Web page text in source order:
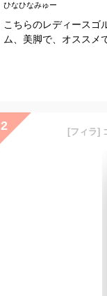
ひなひなみゅー
こちらのレディースゴ
ム、美脚で、オススメ
2 [フィラ]